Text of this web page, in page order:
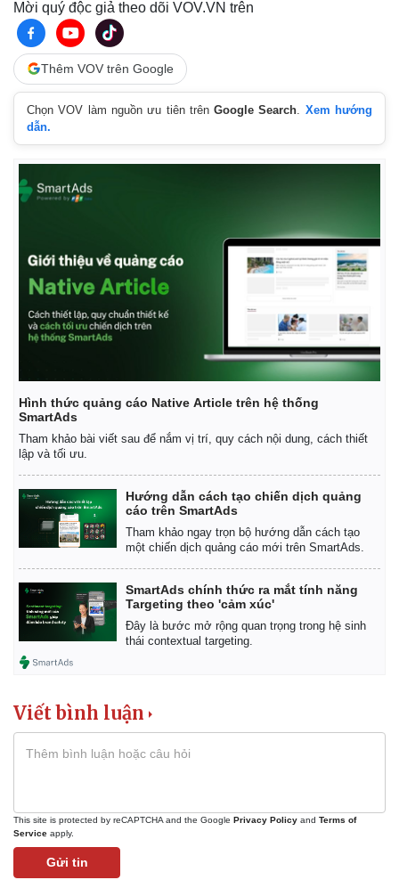
Thể thao
Bóng đá
Lịch thi đấu bóng đá
Thế giới thể thao
Hậu trường
Ô tô - Xe máy
Ô tô
Xe máy
Tư vấn
Mời quý độc giả theo dõi VOV.VN trên
Thêm VOV trên Google
Chọn VOV làm nguồn ưu tiên trênGoogle Search
Xem hướng
dẫn.
Hình thức quảng cáo Native Article trên hệ thống
SmartAds
Tham khảo bài viết sau để nắm vị trí, quy cách nội dung, cách thiết
lập và tối ưu.
Hướng dẫn cách tạo chiến dịch quảng
cáo trên SmartAds
Tham khảo ngay trọn bộ hướng dẫn cách tạo
một chiến dịch quảng cáo mới trên SmartAds.
SmartAds chính thức ra mắt tính năng
Targeting theo 'cảm xúc'
Đây là bước mở rộng quan trọng trong hệ sinh
thái contextual targeting.
Viết bình luận
This site is protected by reCAPTCHA and the Google Privacy Policy and Terms of
Service apply.
Gửi tin